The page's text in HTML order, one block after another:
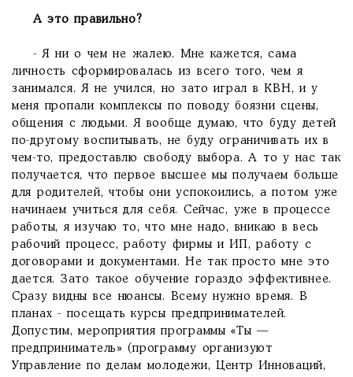
А это правильно?
- Я ни о чем не жалею. Мне кажется, сама
личность сформировалась из всего того, чем я
занимался. Я не учился, но зато играл в КВН, и у
меня пропали комплексы по поводу боязни сцены,
общения с людьми. Я вообще думаю, что буду детей
по-другому воспитывать, не буду ограничивать их в
чем-то, предоставлю свободу выбора. А то у нас так
получается, что первое высшее мы получаем больше
для родителей, чтобы они успокоились, а потом уже
начинаем учиться для себя. Сейчас, уже в процессе
работы, я изучаю то, что мне надо, вникаю в весь
рабочий процесс, работу фирмы и ИП, работу с
договорами и документами. Не так просто мне это
дается. Зато такое обучение гораздо эффективнее.
Сразу видны все нюансы. Всему нужно время. В
планах - посещать курсы предпринимателей.
Допустим, мероприятия программы «Ты —
предприниматель» (программу организуют
Управление по делам молодежи, Центр Инноваций,